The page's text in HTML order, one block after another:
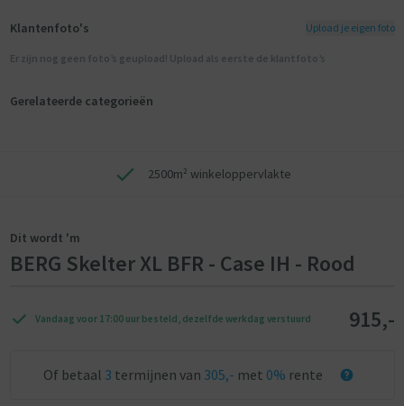
Klantenfoto's Upload je eigen foto
Er zijn nog geen foto’s geupload! Upload als eerste de klantfoto’s
Gerelateerde categorieën
2500m² winkeloppervlakte
Dit wordt 'm
BERG Skelter XL BFR - Case IH - Rood
Vandaag voor 17:00 uur besteld, dezelfde werkdag verstuurd 915,-
Of betaal 3 termijnen van 305,- met 0% rente